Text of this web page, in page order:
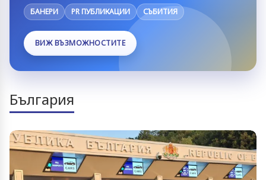
БАНЕРИ PR ПУБЛИКАЦИИ СЪБИТИЯ
ВИЖ ВЪЗМОЖНОСТИТЕ
България